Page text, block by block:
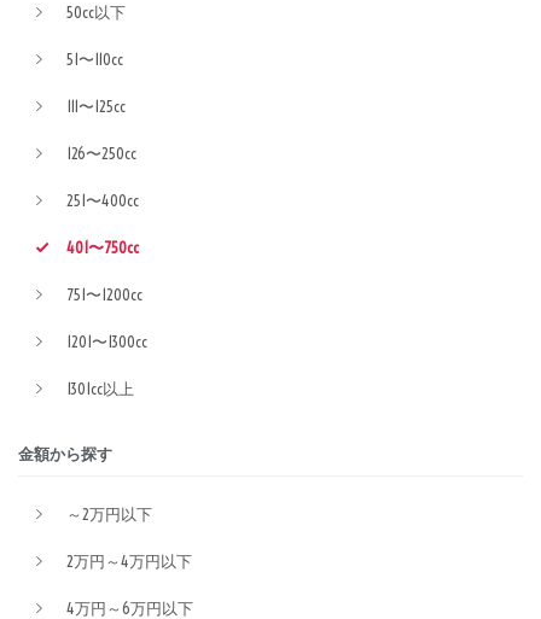
50cc以下
51〜110cc
111〜125cc
126〜250cc
251〜400cc
401〜750cc
751〜1200cc
1201〜1300cc
1301cc以上
金額から探す
～2万円以下
2万円～4万円以下
4万円～6万円以下